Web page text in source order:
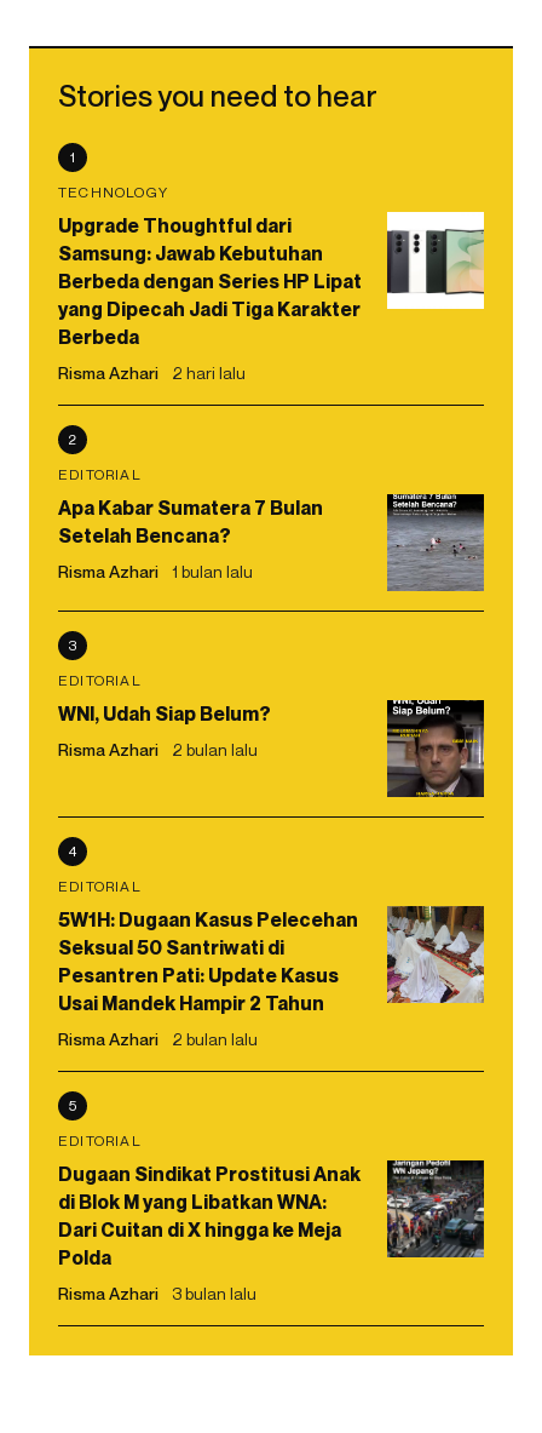
Stories you need to hear
1
TECHNOLOGY
Upgrade Thoughtful dari
Samsung: Jawab Kebutuhan
Berbeda dengan Series HP Lipat
yang Dipecah Jadi Tiga Karakter
Berbeda
Risma Azhari 2 hari lalu
2
EDITORIAL
Apa Kabar Sumatera 7 Bulan
Setelah Bencana?
Risma Azhari 1 bulan lalu
3
EDITORIAL
WNI, Udah Siap Belum?
Risma Azhari 2 bulan lalu
4
EDITORIAL
5W1H: Dugaan Kasus Pelecehan
Seksual 50 Santriwati di
Pesantren Pati: Update Kasus
Usai Mandek Hampir 2 Tahun
Risma Azhari 2 bulan lalu
5
EDITORIAL
Dugaan Sindikat Prostitusi Anak
di Blok M yang Libatkan WNA:
Dari Cuitan di X hingga ke Meja
Polda
Risma Azhari 3 bulan lalu